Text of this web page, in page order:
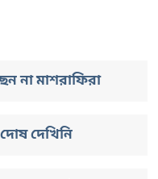
না মাশরাফিরা
দেখিনি